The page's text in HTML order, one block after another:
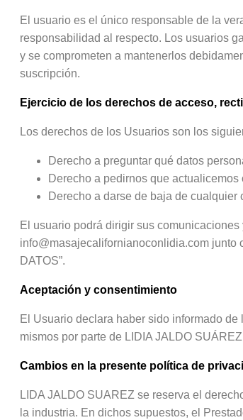
El usuario es el único responsable de la
responsabilidad al respecto. Los usuarios
y se comprometen a mantenerlos
suscripción.
Ejercicio de los derechos de acceso,
Los derechos de los Usuarios son los
Derecho a preguntar qué datos
Derecho a pedirnos que
Derecho a darse de baja de
El usuario podrá dirigir sus
info@masajecalifornianoconlidia.com junto
DATOS”.
Aceptación y consentimiento
El Usuario declara haber sido informado
mismos por parte de LIDIA JALDO
Cambios en la presente política de
LIDA JALDO SUAREZ se reserva el
la industria. En dichos supuestos, el